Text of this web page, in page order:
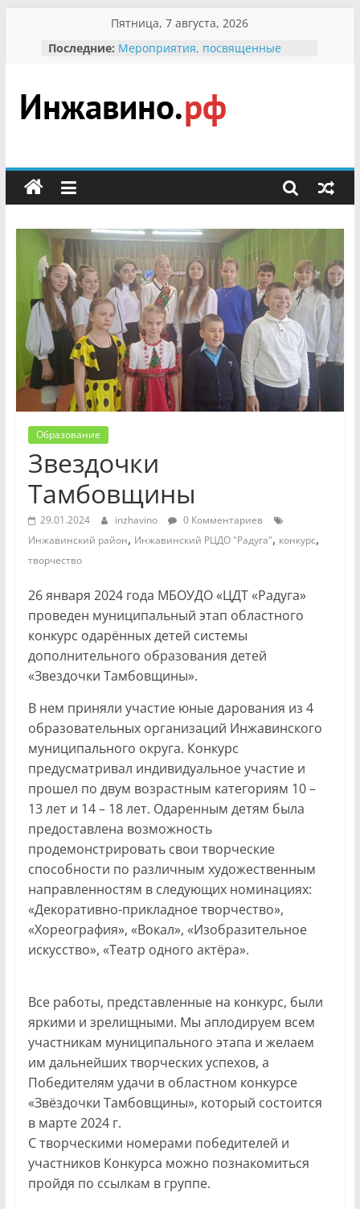
содержимому
Пятница, 7 августа, 2026
Последние: Мероприятия, посвященные
гражданин Инжавинского округа»
участнице Великой
Отечественной, фронтовичке
Безопасность в сети Интернет
мероприятии «Сохраним
первоцветы!»
В вольере Воронинского
заповедника родились крапчатые
суслики
Инжавино.рф
сельский
портал
Образование
Звездочки
Тамбовщины
29.01.2024 inzhavino
0 Комментариев
Инжавинский район, Инжавинский РЦДО "Радуга", конкурс,
творчество
26 января 2024 года МБОУДО «ЦДТ «Радуга»
проведен муниципальный этап областного
конкурс одарённых детей системы
дополнительного образования детей
«Звездочки Тамбовщины».
В нем приняли участие юные дарования из 4
образовательных организаций Инжавинского
муниципального округа. Конкурс
предусматривал индивидуальное участие и
прошел по двум возрастным категориям 10 –
13 лет и 14 – 18 лет. Одаренным детям была
предоставлена возможность
продемонстрировать свои творческие
способности по различным художественным
направленностям в следующих номинациях:
«Декоративно-прикладное творчество»,
«Хореография», «Вокал», «Изобразительное
искусство», «Театр одного актёра».
Все работы, представленные на конкурс, были
яркими и зрелищными. Мы аплодируем всем
участникам муниципального этапа и желаем
им дальнейших творческих успехов, а
Победителям удачи в областном конкурсе
«Звёздочки Тамбовщины», который состоится
в марте 2024 г.
С творческими номерами победителей и
участников Конкурса можно познакомиться
пройдя по ссылкам в группе.